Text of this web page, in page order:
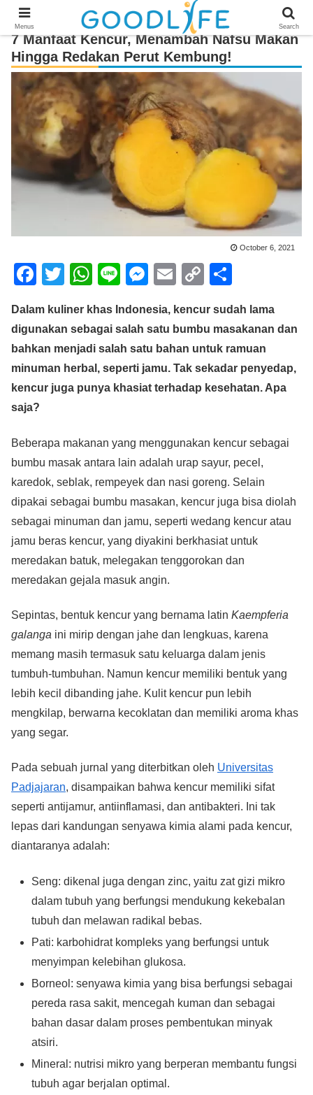
7 Manfaat Kencur, Menambah Nafsu Makan
Hingga Redakan Perut Kembung!
October 6, 2021
F
c
e
b
o
o
T
tt
er
W
at
s
A
p
Li
e
M
ss
e
n
g
E
ail
C
p
y
Li
n
ar
e
Dalam kuliner khas Indonesia, kencur sudah lama
digunakan sebagai salah satu bumbu masakanan dan
bahkan menjadi salah satu bahan untuk ramuan
minuman herbal, seperti jamu. Tak sekadar penyedap,
kencur juga punya khasiat terhadap kesehatan. Apa
saja?
Beberapa makanan yang menggunakan kencur sebagai
bumbu masak antara lain adalah urap sayur, pecel,
karedok, seblak, rempeyek dan nasi goreng. Selain
dipakai sebagai bumbu masakan, kencur juga bisa diolah
sebagai minuman dan jamu, seperti wedang kencur atau
jamu beras kencur, yang diyakini berkhasiat untuk
meredakan batuk, melegakan tenggorokan dan
meredakan gejala masuk angin.
Sepintas, bentuk kencur yang bernama latin Kaempferia
galanga ini mirip dengan jahe dan lengkuas, karena
memang masih termasuk satu keluarga dalam jenis
tumbuh-tumbuhan. Namun kencur memiliki bentuk yang
lebih kecil dibanding jahe. Kulit kencur pun lebih
mengkilap, berwarna kecoklatan dan memiliki aroma khas
yang segar.
Pada sebuah jurnal yang diterbitkan oleh Universitas
Padjajaran, disampaikan bahwa kencur memiliki sifat
seperti antijamur, antiinflamasi, dan antibakteri. Ini tak
lepas dari kandungan senyawa kimia alami pada kencur,
diantaranya adalah:
Seng: dikenal juga dengan zinc, yaitu zat gizi mikro
dalam tubuh yang berfungsi mendukung kekebalan
tubuh dan melawan radikal bebas.
Pati: karbohidrat kompleks yang berfungsi untuk
menyimpan kelebihan glukosa.
Borneol: senyawa kimia yang bisa berfungsi sebagai
pereda rasa sakit, mencegah kuman dan sebagai
bahan dasar dalam proses pembentukan minyak
atsiri.
Mineral: nutrisi mikro yang berperan membantu fungsi
tubuh agar berjalan optimal.
Menus Search